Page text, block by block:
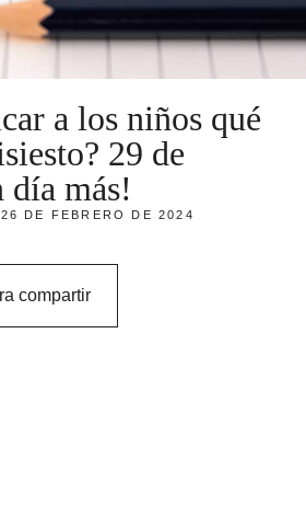
a los niños qué
29 de
día más!
26 DE FEBRERO DE 2024
compartir